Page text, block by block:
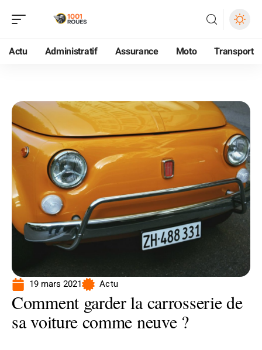
Actu Administratif Assurance Moto Transport
19 mars 2021 Actu
Comment garder la carrosserie de
sa voiture comme neuve ?